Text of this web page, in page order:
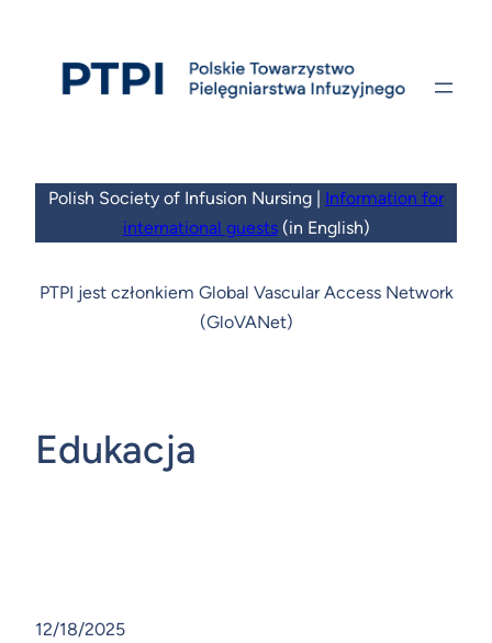
Polish Society of Infusion Nursing | Information for
international guests(in English)
PTPI jest członkiem Global Vascular Access Network
(GloVANet)
Edukacja
12/18/2025